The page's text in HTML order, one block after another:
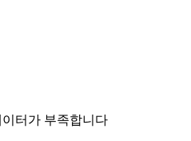
터가 부족합니다